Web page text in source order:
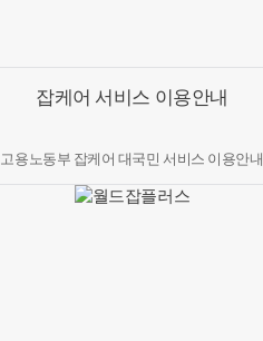
잡케어 서비스 이용안내
고용노동부 잡케어 대국민 서비스 이용안내